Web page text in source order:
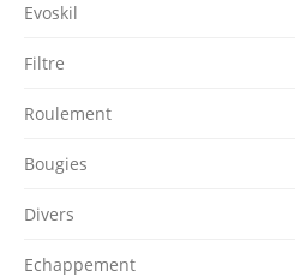
Evoskil
Filtre
Roulement
Bougies
Divers
Echappement